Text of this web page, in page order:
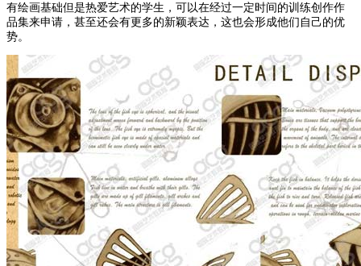
有绘画基础但是热爱艺术的学生，可以在经过一定时间的训练创作作
品集来申请，甚至还会有更多的新颖表达，这也会形成他们自己的优
势。